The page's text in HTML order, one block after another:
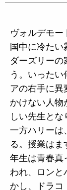
ヴォルデモ
国中に冷たい
ダーズリー
う。いった
アの右手に
かけない人物
しい先生とな
一方ハリーは
る。授業は
年生は青春真
われ、ロンと
かし、ドラコ